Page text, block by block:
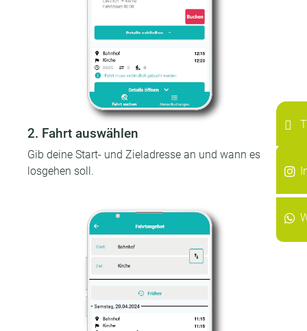
2. Fahrt auswählen
Gib deine Start- und Zieladresse an und wann es
losgehen soll.